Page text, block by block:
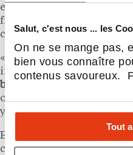
Salut, c'est nous ... les
On ne se mange pas,
bien vous connaître
contenus savoureux.
Tout
enseigne mature capable
franchisés dans leur
commerciale.
« Pour une activité de
intéressant devérifier le
bancaires
over. Si ce dernier est trop
y a un problème »
Enfin, détail qui a
capacité du franchisé à